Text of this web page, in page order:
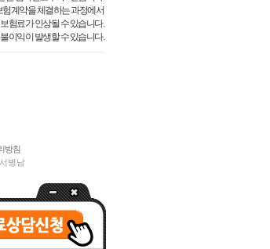
계약을 체결하는 과정에서
험료가 인상될 수 있습니다.
이익이 발생할 수 있습니다.
방침
병남